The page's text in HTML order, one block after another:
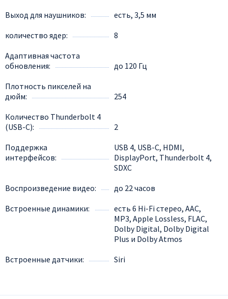
Выход для наушников
есть, 3,5 мм
количество ядер
8
Адаптивная частота
обновления
до 120 Гц
Плотность пикселей на
дюйм
254
Количество Thunderbolt 4
(USB-C)
2
Поддержка
интерфейсов
USB 4, USB-C, HDMI,
DisplayPort, Thunderbolt 4,
SDXC
Воспроизведение видео
до 22 часов
Встроенные динамики
есть 6 Hi-Fi стерео, AAC,
MP3, Apple Lossless, FLAC,
Dolby Digital, Dolby Digital
Plus и Dolby Atmos
Встроенные датчики
Siri